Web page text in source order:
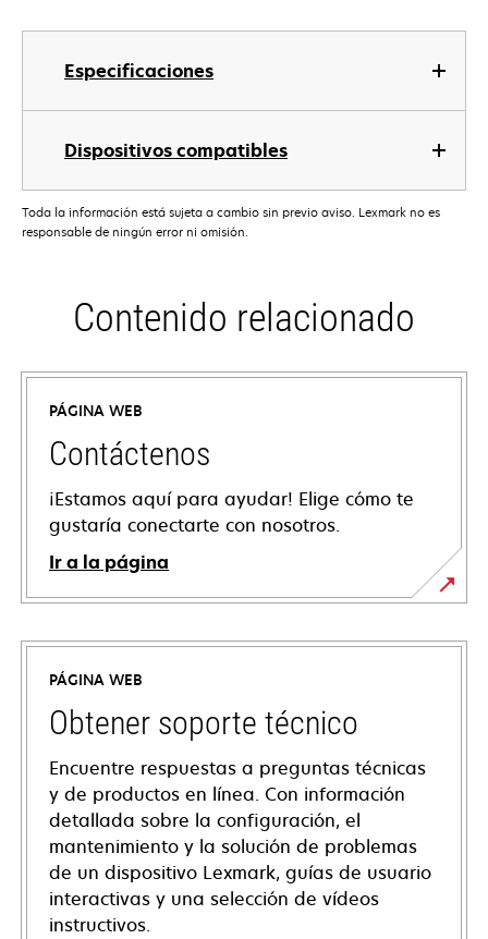
Especificaciones
Dispositivos compatibles
Toda la información está sujeta a cambio sin previo aviso. Lexmark no es
responsable de ningún error ni omisión.
Contenido relacionado
PÁGINA WEB
Contáctenos
¡Estamos aquí para ayudar! Elige cómo te
gustaría conectarte con nosotros.
Ir a la página
PÁGINA WEB
Obtener soporte técnico
Encuentre respuestas a preguntas técnicas
y de productos en línea. Con información
detallada sobre la configuración, el
mantenimiento y la solución de problemas
de un dispositivo Lexmark, guías de usuario
interactivas y una selección de vídeos
instructivos.